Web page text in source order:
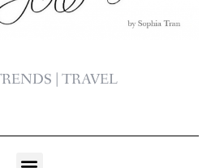
| TRAVEL